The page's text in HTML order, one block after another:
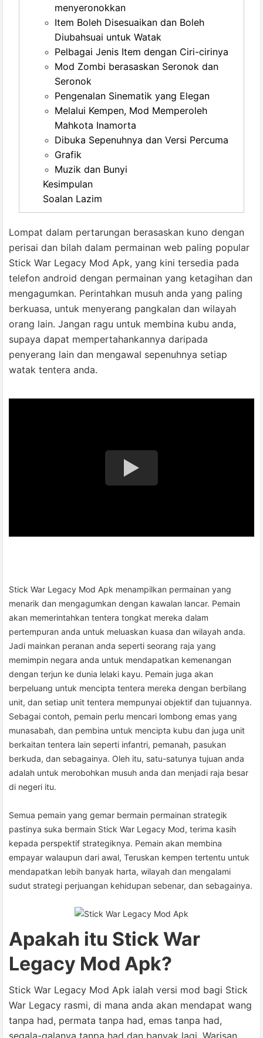
menyeronokkan
Item Boleh Disesuaikan dan Boleh
Diubahsuai untuk Watak
Pelbagai Jenis Item dengan Ciri-cirinya
Mod Zombi berasaskan Seronok dan
Seronok
Pengenalan Sinematik yang Elegan
Melalui Kempen, Mod Memperoleh
Mahkota Inamorta
Dibuka Sepenuhnya dan Versi Percuma
Grafik
Muzik dan Bunyi
Kesimpulan
Soalan Lazim
Lompat dalam pertarungan berasaskan kuno dengan
perisai dan bilah dalam permainan web paling popular
Stick War Legacy Mod Apk, yang kini tersedia pada
telefon android dengan permainan yang ketagihan dan
mengagumkan. Perintahkan musuh anda yang paling
berkuasa, untuk menyerang pangkalan dan wilayah
orang lain. Jangan ragu untuk membina kubu anda,
supaya dapat mempertahankannya daripada
penyerang lain dan mengawal sepenuhnya setiap
watak tentera anda.
Stick War Legacy Mod Apk menampilkan permainan yang
menarik dan mengagumkan dengan kawalan lancar. Pemain
akan memerintahkan tentera tongkat mereka dalam
pertempuran anda untuk meluaskan kuasa dan wilayah anda.
Jadi mainkan peranan anda seperti seorang raja yang
memimpin negara anda untuk mendapatkan kemenangan
dengan terjun ke dunia lelaki kayu. Pemain juga akan
berpeluang untuk mencipta tentera mereka dengan berbilang
unit, dan setiap unit tentera mempunyai objektif dan tujuannya.
Sebagai contoh, pemain perlu mencari lombong emas yang
munasabah, dan pembina untuk mencipta kubu dan juga unit
berkaitan tentera lain seperti infantri, pemanah, pasukan
berkuda, dan sebagainya. Oleh itu, satu-satunya tujuan anda
adalah untuk merobohkan musuh anda dan menjadi raja besar
di negeri itu.
Semua pemain yang gemar bermain permainan strategik
pastinya suka bermain Stick War Legacy Mod, terima kasih
kepada perspektif strategiknya. Pemain akan membina
empayar walaupun dari awal, Teruskan kempen tertentu untuk
mendapatkan lebih banyak harta, wilayah dan mengalami
sudut strategi perjuangan kehidupan sebenar, dan sebagainya.
Apakah itu Stick War
Legacy Mod Apk?
Stick War Legacy Mod Apk ialah versi mod bagi Stick
War Legacy rasmi, di mana anda akan mendapat wang
tanpa had, permata tanpa had, emas tanpa had,